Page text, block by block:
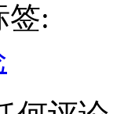
签: